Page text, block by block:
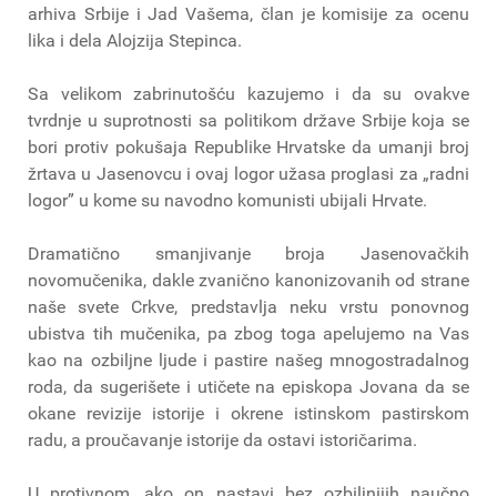
arhiva Srbije i Jad Vašema, član je komisije za ocenu
lika i dela Alojzija Stepinca.
Sa velikom zabrinutošću kazujemo i da su ovakve
tvrdnje u suprotnosti sa politikom države Srbije koja se
bori protiv pokušaja Republike Hrvatske da umanji broj
žrtava u Jasenovcu i ovaj logor užasa proglasi za „radni
logor” u kome su navodno komunisti ubijali Hrvate.
Dramatično smanjivanje broja Jasenovačkih
novomučenika, dakle zvanično kanonizovanih od strane
naše svete Crkve, predstavlja neku vrstu ponovnog
ubistva tih mučenika, pa zbog toga apelujemo na Vas
kao na ozbiljne ljude i pastire našeg mnogostradalnog
roda, da sugerišete i utičete na episkopa Jovana da se
okane revizije istorije i okrene istinskom pastirskom
radu, a proučavanje istorije da ostavi istoričarima.